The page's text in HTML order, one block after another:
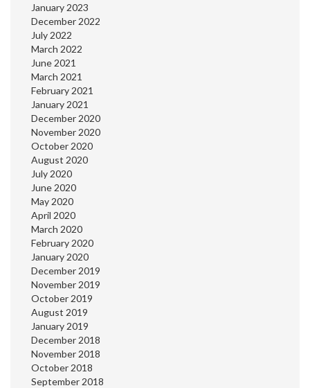
January 2023
December 2022
July 2022
March 2022
June 2021
March 2021
February 2021
January 2021
December 2020
November 2020
October 2020
August 2020
July 2020
June 2020
May 2020
April 2020
March 2020
February 2020
January 2020
December 2019
November 2019
October 2019
August 2019
January 2019
December 2018
November 2018
October 2018
September 2018